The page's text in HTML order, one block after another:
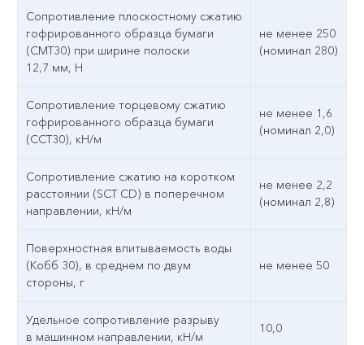
Сопротивление плоскостному сжатию
гофрированного образца бумаги
(СМТ30) при ширине полоски
12,7 мм, Н
не менее 250
(номинал 280)
Сопротивление торцевому сжатию
гофрированного образца бумаги
(ССТ30), кН/м
не менее 1,6
(номинал 2,0)
Сопротивление сжатию на коротком
расстоянии (SCT CD) в поперечном
направлении, кН/м
не менее 2,2
(номинал 2,8)
Поверхностная впитываемость воды
(Кобб 30), в среднем по двум
стороны, г
не менее 50
Удельное сопротивление разрыву
в машинном направлении, кН/м
10,0